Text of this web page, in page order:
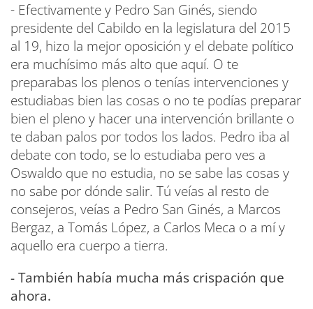
- Efectivamente y Pedro San Ginés, siendo
presidente del Cabildo en la legislatura del 2015
al 19, hizo la mejor oposición y el debate político
era muchísimo más alto que aquí. O te
preparabas los plenos o tenías intervenciones y
estudiabas bien las cosas o no te podías preparar
bien el pleno y hacer una intervención brillante o
te daban palos por todos los lados. Pedro iba al
debate con todo, se lo estudiaba pero ves a
Oswaldo que no estudia, no se sabe las cosas y
no sabe por dónde salir. Tú veías al resto de
consejeros, veías a Pedro San Ginés, a Marcos
Bergaz, a Tomás López, a Carlos Meca o a mí y
aquello era cuerpo a tierra.
- También había mucha más crispación que
ahora.